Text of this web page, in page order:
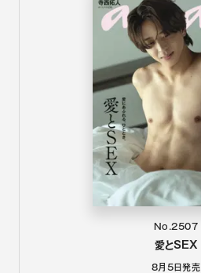
No.2507
愛とSEX
8月5日発売